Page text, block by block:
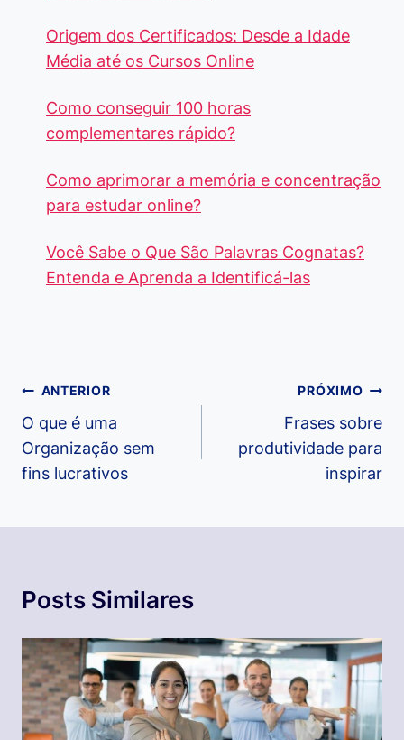
Origem dos Certificados: Desde a Idade
Média até os Cursos Online
Como conseguir 100 horas
complementares rápido?
Como aprimorar a memória e concentração
para estudar online?
Você Sabe o Que São Palavras Cognatas?
Entenda e Aprenda a Identificá-las
Navegação
de
Post
ANTERIOR
O que é uma
Organização sem
fins lucrativos
PRÓXIMO
Frases sobre
produtividade para
inspirar
Posts Similares